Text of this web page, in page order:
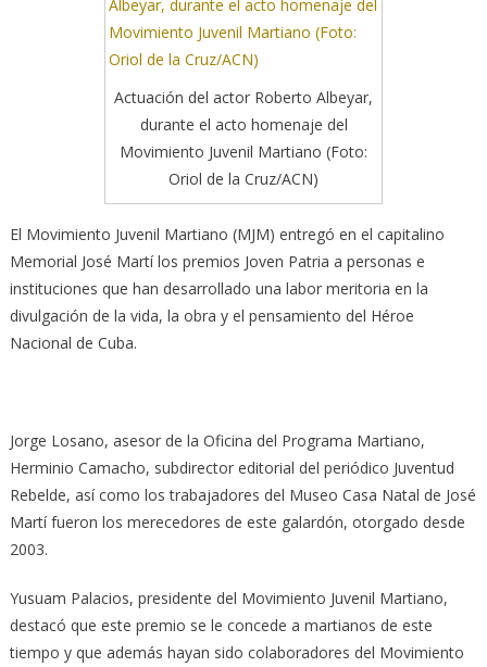
Actuación del actor Roberto Albeyar,
durante el acto homenaje del
Movimiento Juvenil Martiano (Foto:
Oriol de la Cruz/ACN)
El Movimiento Juvenil Martiano (MJM) entregó en el capitalino
Memorial José Martí los premios Joven Patria a personas e
instituciones que han desarrollado una labor meritoria en la
divulgación de la vida, la obra y el pensamiento del Héroe
Nacional de Cuba.
Jorge Losano, asesor de la Oficina del Programa Martiano,
Herminio Camacho, subdirector editorial del periódico Juventud
Rebelde, así como los trabajadores del Museo Casa Natal de José
Martí fueron los merecedores de este galardón, otorgado desde
2003.
Yusuam Palacios, presidente del Movimiento Juvenil Martiano,
destacó que este premio se le concede a martianos de este
tiempo y que además hayan sido colaboradores del Movimiento